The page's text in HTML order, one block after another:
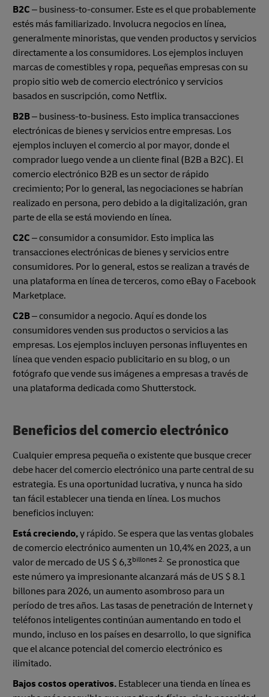
B2C – business-to-consumer. Este es el que probablemente
estés más familiarizado. Involucra negocios en línea,
generalmente minoristas, que venden productos y servicios
directamente a los consumidores. Los ejemplos incluyen
marcas de comestibles y ropa, pequeñas empresas con su
propio sitio web de comercio electrónico y servicios
basados en suscripción, como Netflix.
B2B– business-to-business. Esto implica transacciones
electrónicas de bienes y servicios entre empresas. Los
ejemplos incluyen el comercio al por mayor, donde el
comprador luego vende a un cliente final (B2B a B2C). El
comercio electrónico B2B es un sector de rápido
crecimiento; Por lo general, las negociaciones se habrían
realizado en persona, pero debido a la digitalización, gran
parte de ella se está moviendo en línea.
C2C – consumidor a consumidor. Esto implica las
transacciones electrónicas de bienes y servicios entre
consumidores. Por lo general, estos se realizan a través de
una plataforma en línea de terceros, como eBay o Facebook
Marketplace.
C2B– consumidor a negocio. Aquí es donde los
consumidores venden sus productos o servicios a las
empresas. Los ejemplos incluyen personas influyentes en
línea que venden espacio publicitario en su blog, o un
fotógrafo que vende sus imágenes a empresas a través de
una plataforma dedicada como Shutterstock.
Beneficios del comercio electrónico
Cualquier empresa pequeña o existente que busque crecer
debe hacer del comercio electrónico una parte central de su
estrategia. Es una oportunidad lucrativa, y nunca ha sido
tan fácil establecer una tienda en línea. Los muchos
beneficios incluyen:
Está creciendo,y rápido. Se espera que las ventas globales
de comercio electrónico aumenten un 10,4% en 2023, a un
valor de mercado de US $ 6,3billones 2. Se pronostica que
este número ya impresionante alcanzará más de US $ 8.1
billones para 2026, un aumento asombroso para un
período de tres años. Las tasas de penetración de Internet y
teléfonos inteligentes continúan aumentando en todo el
mundo, incluso en los países en desarrollo, lo que significa
que el alcance potencial del comercio electrónico es
ilimitado.
Bajos costos operativos. Establecer una tienda en línea es